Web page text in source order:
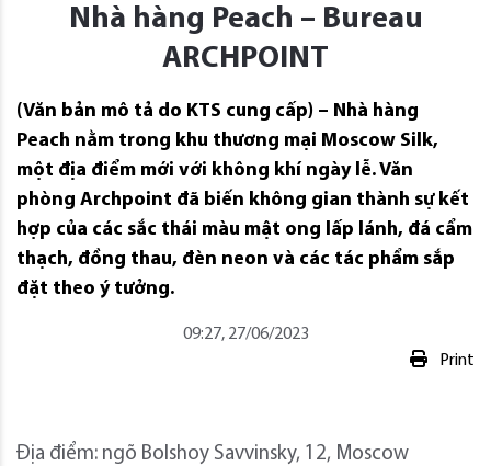
Nhà hàng Peach – Bureau
ARCHPOINT
(Văn bản mô tả do KTS cung cấp) – Nhà hàng
Peach nằm trong khu thương mại Moscow Silk,
một địa điểm mới với không khí ngày lễ. Văn
phòng Archpoint đã biến không gian thành sự kết
hợp của các sắc thái màu mật ong lấp lánh, đá cẩm
thạch, đồng thau, đèn neon và các tác phẩm sắp
đặt theo ý tưởng.
09:27, 27/06/2023
Print
Địa điểm: ngõ Bolshoy Savvinsky, 12, Moscow